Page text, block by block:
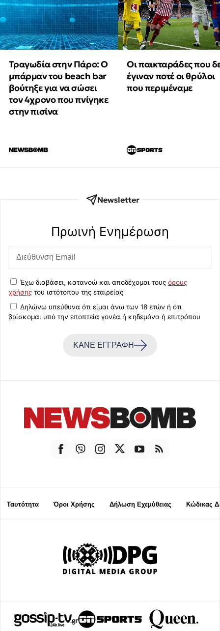
Τραγωδία στην Πάρο: Ο
μπάρμαν του beach bar
βούτηξε για να σώσει
τον 4χρονο που πνίγηκε
στην πισίνα
Οι παικταράδες που
έγιναν ποτέ οι θρύλοι
που περιμέναμε
Newsletter
Πρωινή Eνημέρωση
Έχω διαβάσει, κατανοώ και αποδέχομαι τους όρους
χρήσης του ιστότοπου της εταιρείας
Δηλώνω υπεύθυνα ότι είμαι άνω των 18 ετών ή ότι
βρίσκομαι υπό την εποπτεία γονέα ή κηδεμόνα ή επιτρόπου
ΚΑΝΕ ΕΓΓΡΑΦΗ
Ταυτότητα Όροι Χρήσης Δήλωση Εχεμύθειας Κώδικας